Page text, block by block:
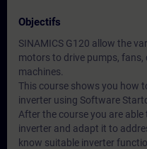
Objectifs
SINAMICS G120 allow the
motors to drive pumps,
machines.
This course shows you how
inverter using Software
After the course you are
inverter and adapt it to
know suitable inverter